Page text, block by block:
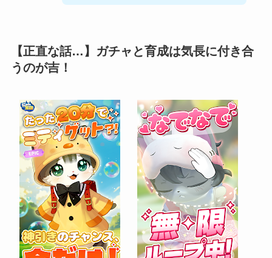
【正直な話…】ガチャと育成は気長に付き合
うのが吉！